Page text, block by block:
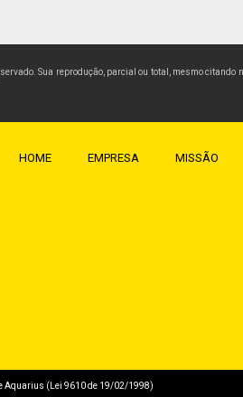
Sua reprodução, parcial ou total, mesmo
HOME EMPRESA MISSÃO
Aquarius (Lei 9610 de 19/02/1998)